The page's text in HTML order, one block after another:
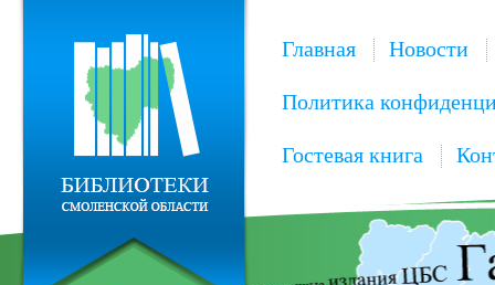
Главная Новости
Политика
Гостевая книга